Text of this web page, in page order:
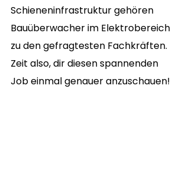
Schieneninfrastruktur gehören
Bauüberwacher im Elektrobereich
zu den gefragtesten Fachkräften.
Zeit also, dir diesen spannenden
Job einmal genauer anzuschauen!